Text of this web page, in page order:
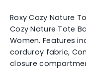
Roxy Cozy Nature
Cozy Nature Tote
Women. Features
corduroy fabric,
closure